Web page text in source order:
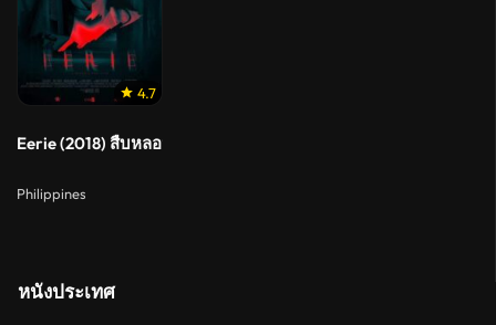
4.7
Eerie (2018) สืบหลอนโรงเรียนเฮี้ยน
Philippines
หนังประเทศ